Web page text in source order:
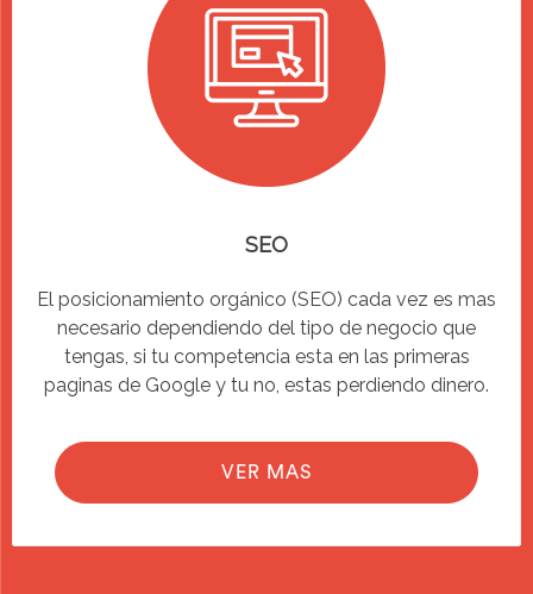
SEO
El posicionamiento orgánico (SEO) cada vez es mas
necesario dependiendo del tipo de negocio que
tengas, si tu competencia esta en las primeras
paginas de Google y tu no, estas perdiendo dinero.
VER MAS